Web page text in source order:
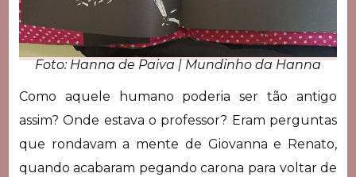
Foto: Hanna de Paiva | Mundinho da Hanna
Como aquele humano poderia ser tão antigo
assim? Onde estava o professor? Eram perguntas
que rondavam a mente de Giovanna e Renato,
quando acabaram pegando carona para voltar de